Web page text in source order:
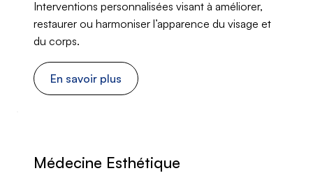
Interventions personnalisées visant à améliorer,
restaurer ou harmoniser l’apparence du visage et
du corps.
En savoir plus
Médecine Esthétique